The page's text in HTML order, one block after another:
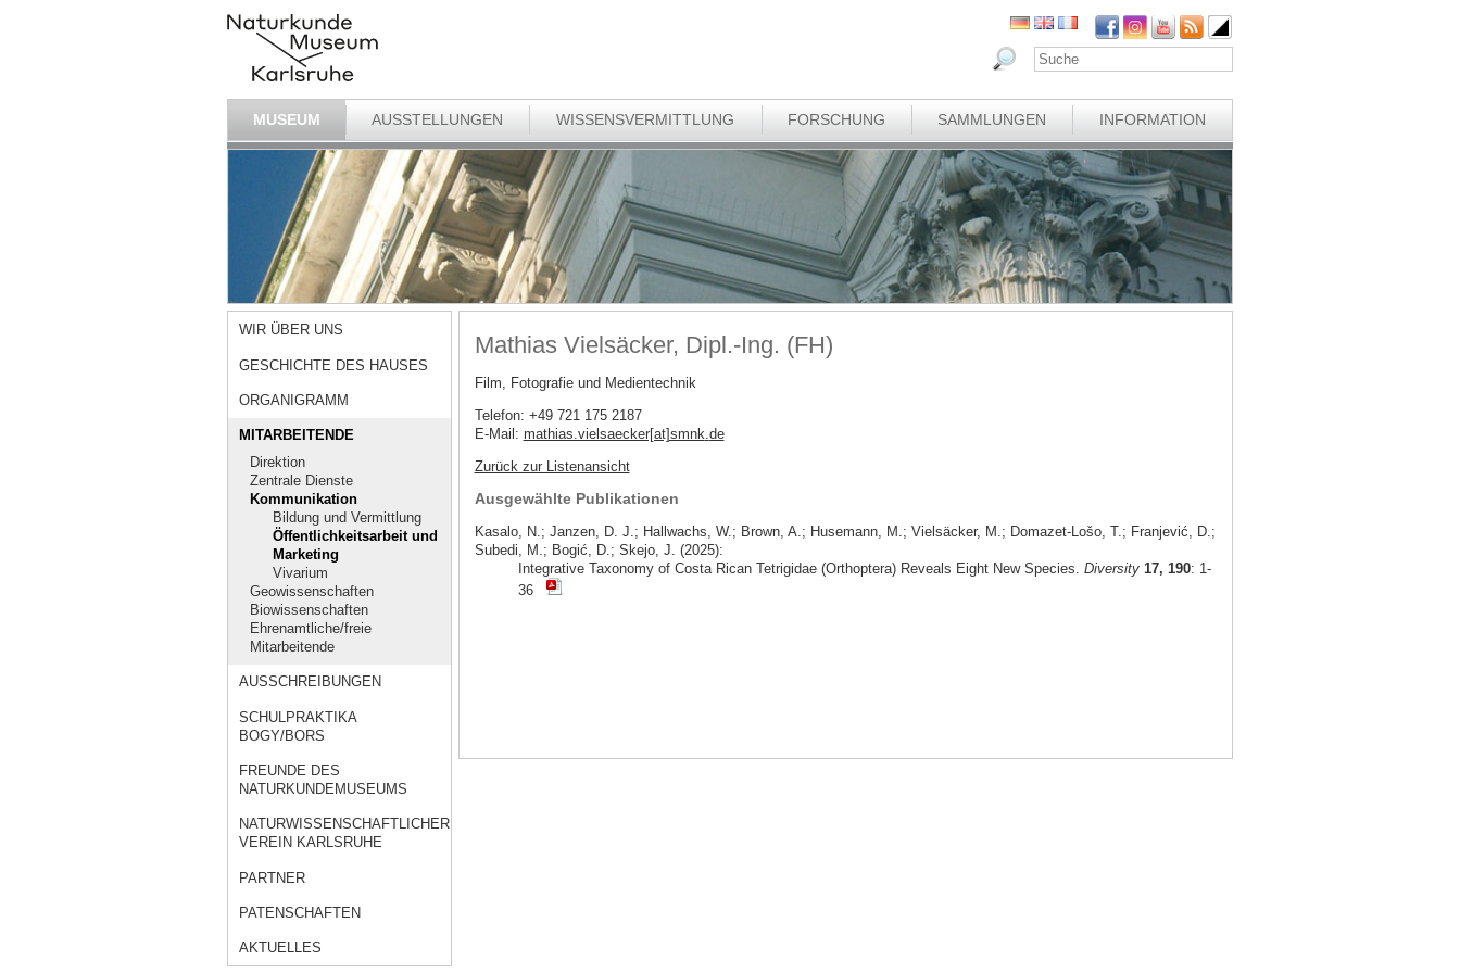
MUSEUM AUSSTELLUNGEN WISSENSVERMITTLUNG FORSCHUNG SAMMLUNGEN INFORMATION
WIR ÜBER UNS
GESCHICHTE DES HAUSES
ORGANIGRAMM
MITARBEITENDE
Direktion
Zentrale Dienste
Kommunikation
Bildung und Vermittlung
Öffentlichkeitsarbeit und
Marketing
Vivarium
Geowissenschaften
Biowissenschaften
Ehrenamtliche/freie
Mitarbeitende
AUSSCHREIBUNGEN
SCHULPRAKTIKA
BOGY/BORS
FREUNDE DES
NATURKUNDEMUSEUMS
NATURWISSENSCHAFTLICHER
VEREIN KARLSRUHE
PARTNER
PATENSCHAFTEN
AKTUELLES
Mathias Vielsäcker, Dipl.-Ing. (FH)
Film, Fotografie und Medientechnik
Telefon: +49 721 175 2187
E-Mail: mathias.vielsaecker[at]smnk.de
Zurück zur Listenansicht
Ausgewählte Publikationen
Kasalo, N.; Janzen, D. J.; Hallwachs, W.; Brown, A.; Husemann, M.; Vielsäcker, M.; Domazet-Lošo, T.; Franjević, D.;
Subedi, M.; Bogić, D.; Skejo, J. (2025):
Integrative Taxonomy of Costa Rican Tetrigidae (Orthoptera) Reveals Eight New Species. Diversity 17, 190: 1-
36